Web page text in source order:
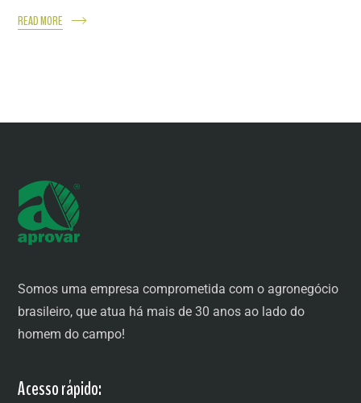
READ MORE
Somos uma empresa comprometida com o agronegócio
brasileiro, que atua há mais de 30 anos ao lado do
homem do campo!
Acesso rápido: